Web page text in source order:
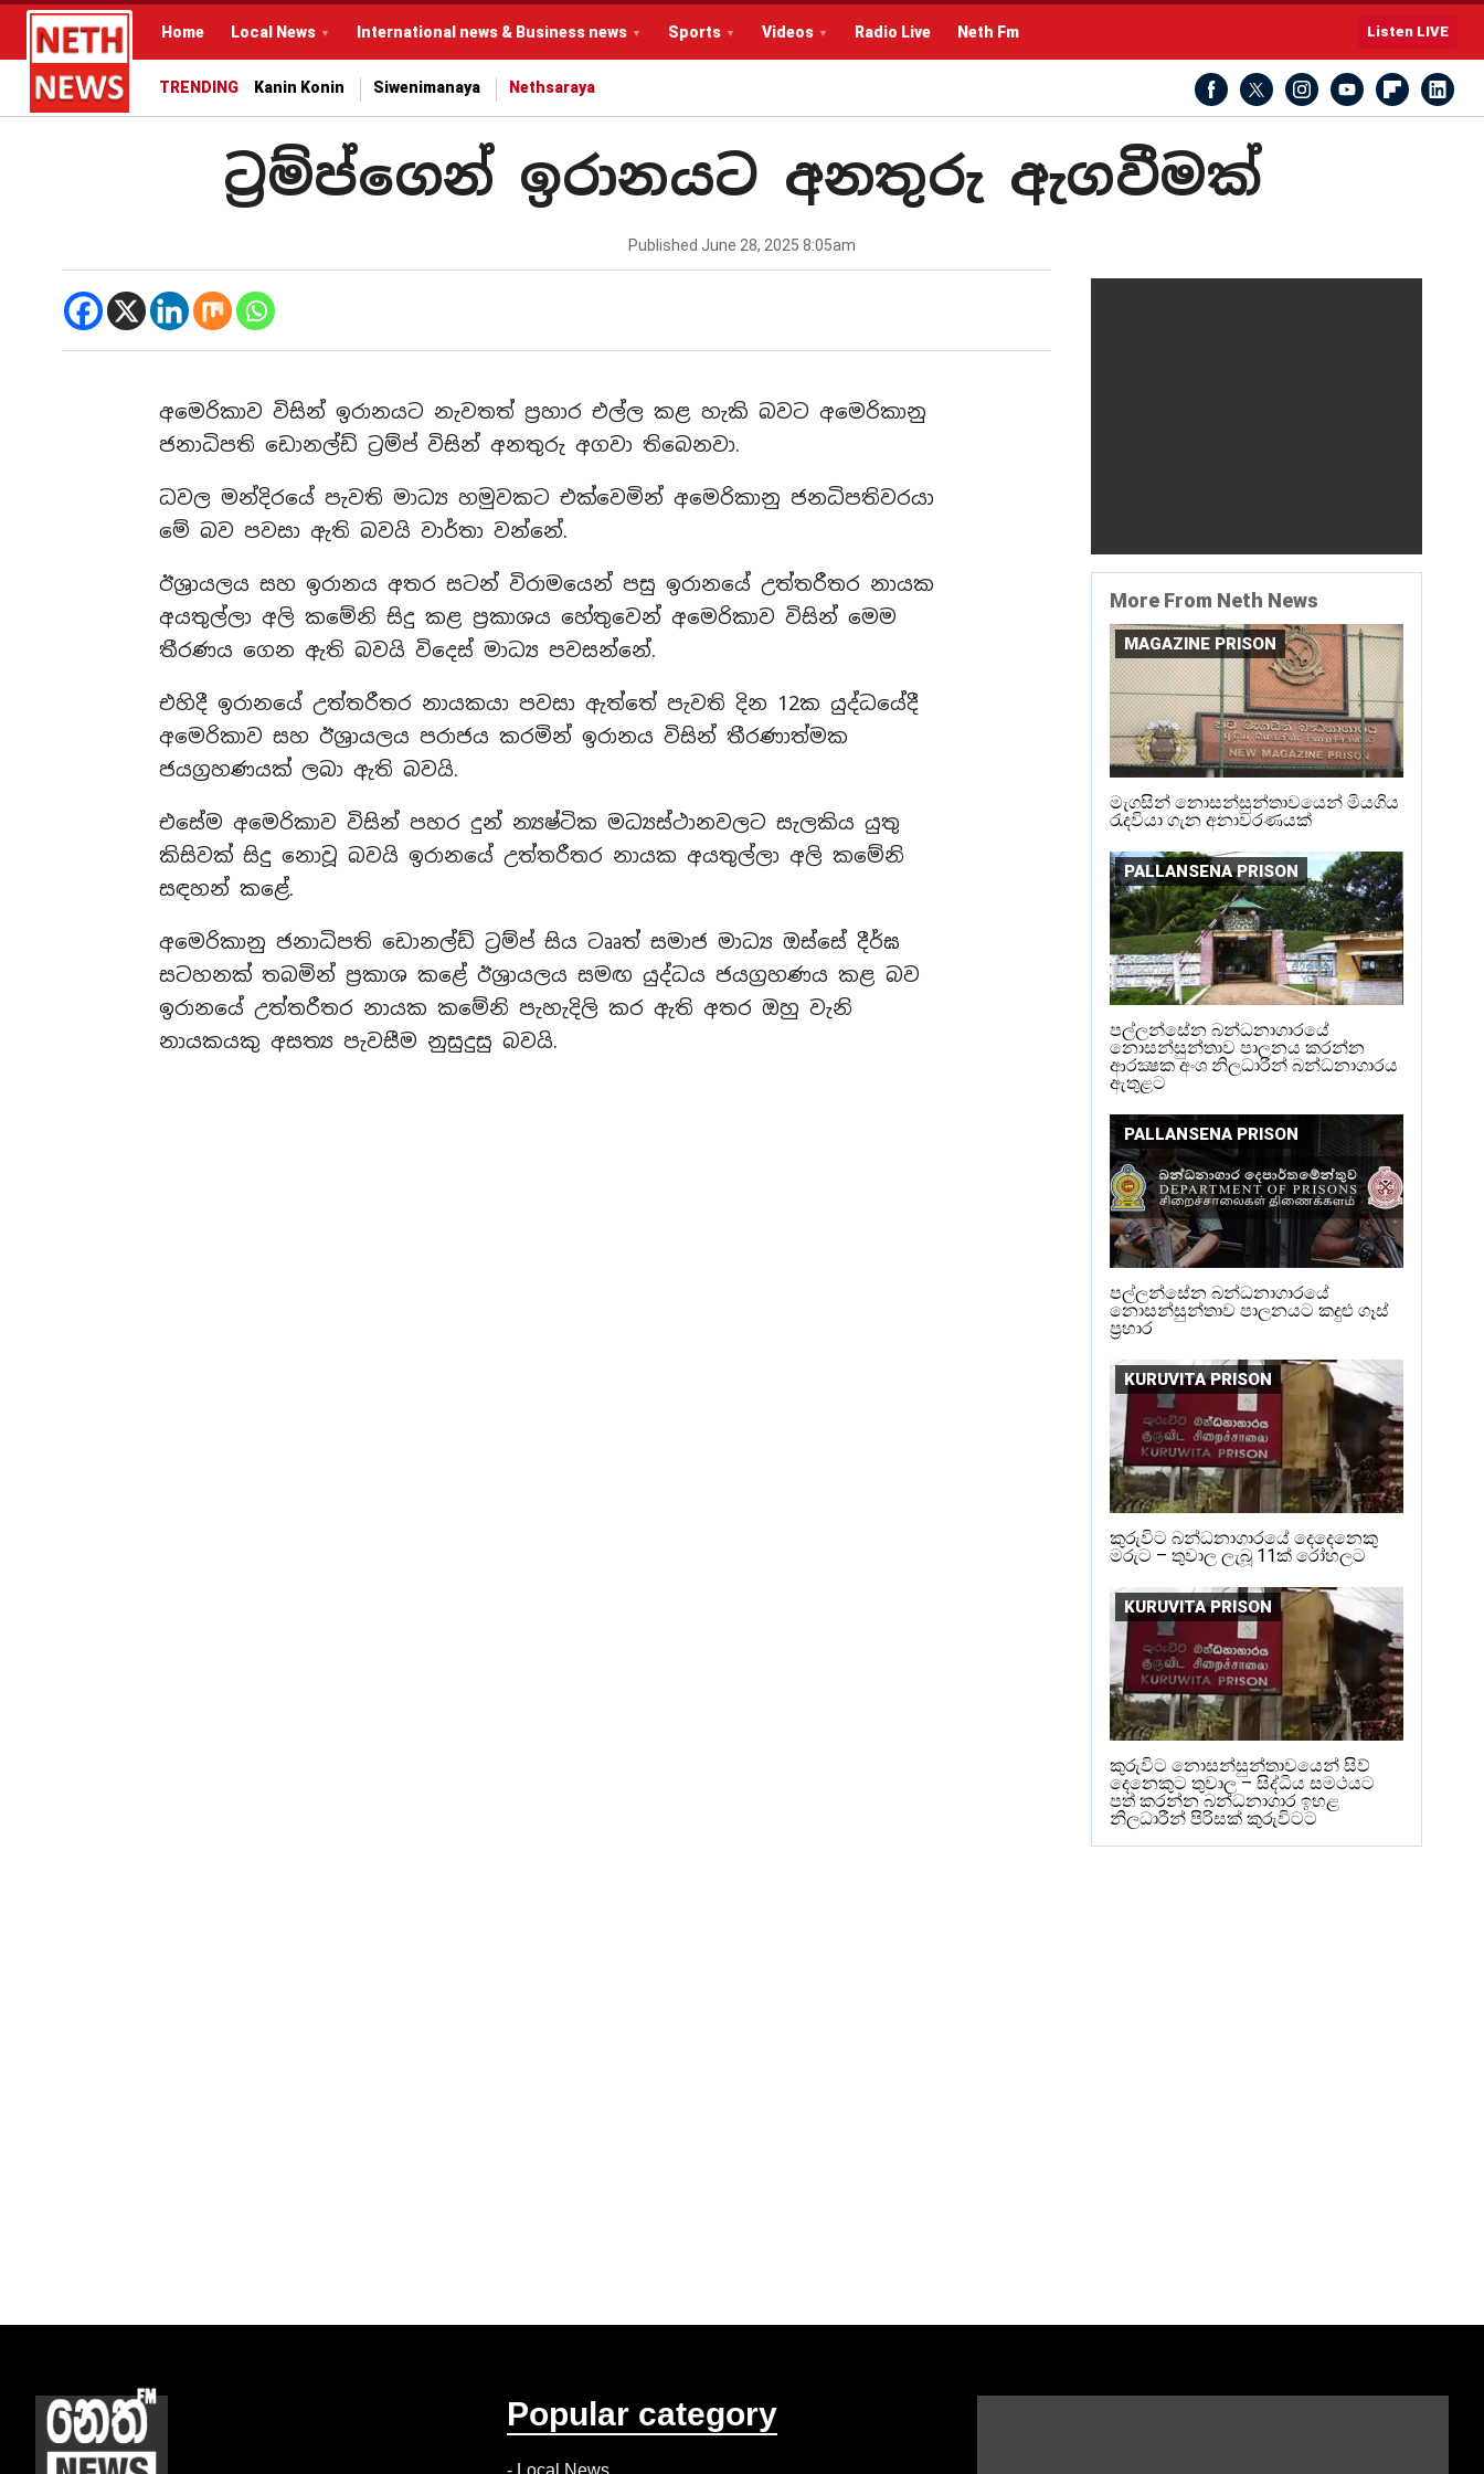
Home Local News International news & Business news Sports Videos Radio Live Neth Fm Listen LIVE
TRENDING Kanin Konin Siwenimanaya Nethsaraya
ට්‍රම්ප්ගෙන් ඉරානයට අනතුරු ඇගවීමක්
Published June 28, 2025 8:05am
අමෙරිකාව විසින් ඉරානයට නැවතත් ප්‍රහාර එල්ල කළ හැකි බවට අමෙරිකානු
ජනාධිපති ඩොනල්ඩ් ට්‍රම්ප් විසින් අනතුරු අගවා තිබෙනවා.
ධවල මන්දිරයේ පැවති මාධ්‍ය හමුවකට එක්වෙමින් අමෙරිකානු ජනධිපතිවරයා
මේ බව පවසා ඇති බවයි වාර්තා වන්නේ.
ඊශ්‍රායලය සහ ඉරානය අතර සටන් විරාමයෙන් පසු ඉරානයේ උත්තරීතර නායක
අයතුල්ලා අලි කමේනි සිදු කළ ප්‍රකාශය හේතුවෙන් අමෙරිකාව විසින් මෙම
තීරණය ගෙන ඇති බවයි විදෙස් මාධ්‍ය පවසන්නේ.
එහිදී ඉරානයේ උත්තරීතර නායකයා පවසා ඇත්තේ පැවති දින 12ක යුද්ධයේදී
අමෙරිකාව සහ ඊශ්‍රායලය පරාජය කරමින් ඉරානය විසින් තීරණාත්මක
ජයග්‍රහණයක් ලබා ඇති බවයි.
එසේම අමෙරිකාව විසින් පහර දුන් න්‍යෂ්ටික මධ්‍යස්ථානවලට සැලකිය යුතු
කිසිවක් සිදු නොවූ බවයි ඉරානයේ උත්තරීතර නායක අයතුල්ලා අලි කමේනි
සඳහන් කළේ.
අමෙරිකානු ජනාධිපති ඩොනල්ඩ් ට්‍රම්ප් සිය ටෲත් සමාජ මාධ්‍ය ඔස්සේ දීර්ඝ
සටහනක් තබමින් ප්‍රකාශ කළේ ඊශ්‍රායලය සමඟ යුද්ධය ජයග්‍රහණය කළ බව
ඉරානයේ උත්තරීතර නායක කමේනි පැහැදිලි කර ඇති අතර ඔහු වැනි
නායකයකු අසත්‍ය පැවසීම නුසුදුසු බවයි.
More From Neth News
MAGAZINE PRISON
මැගසින් නොසන්සුන්තාවයෙන් මියගිය
රැදවියා ගැන අනාවරණයක්
PALLANSENA PRISON
පල්ලන්සේන බන්ධනාගාරයේ
නොසන්සුන්තාව පාලනය කරන්න
ආරක්‍ෂක අංශ නිලධාරීන් බන්ධනාගාරය
ඇතුළට
PALLANSENA PRISON
පල්ලන්සේන බන්ධනාගාරයේ
නොසන්සුන්තාව පාලනයට කදුළු ගෑස්
ප්‍රහාර
KURUVITA PRISON
කුරුවිට බන්ධනාගාරයේ දෙදෙනෙකු
මරුට – තුවාල ලැබූ 11ක් රෝහලට
KURUVITA PRISON
කුරුවිට නොසන්සුන්තාවයෙන් සිව්
දෙනෙකුට තුවාල – සිද්ධිය සමථයට
පත් කරන්න බන්ධනාගාර ඉහළ
නිලධාරීන් පිරිසක් කුරුවිටට
Popular category
- Local News